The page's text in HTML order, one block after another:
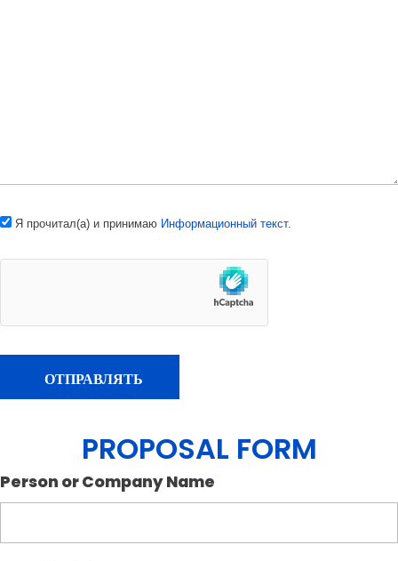
Я прочитал(а) и принимаю Информационный текст.
PROPOSAL FORM
Person or Company Name